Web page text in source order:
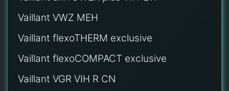
Vaillant VWZ MEH
Vaillant flexoTHERM exclusive
Vaillant flexoCOMPACT exclusive
Vaillant VGR VIH R CN